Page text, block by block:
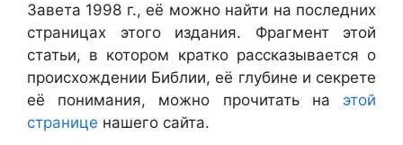
Завета 1998 г., её можно найти на последних
страницах этого издания. Фрагмент этой
статьи, в котором кратко рассказывается о
происхождении Библии, её глубине и секрете
её понимания, можно прочитать на этой
странице нашего сайта.